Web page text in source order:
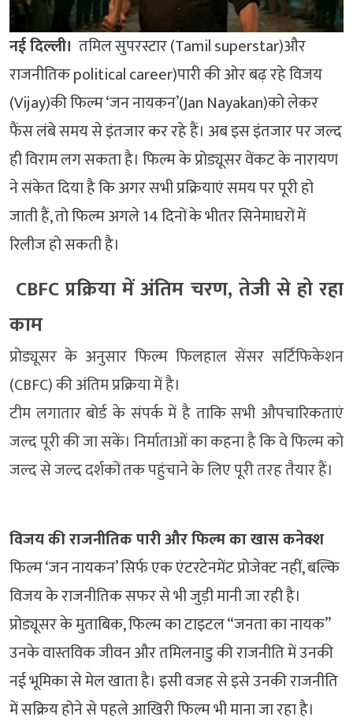
नई दिल्ली। तमिल सुपरस्टार (Tamil superstar)और
राजनीतिक political career)पारी की ओर बढ़ रहे विजय
(Vijay)की फिल्म ‘जन नायकन’(Jan Nayakan)को लेकर
फैंस लंबे समय से इंतजार कर रहे हैं। अब इस इंतजार पर जल्द
ही विराम लग सकता है। फिल्म के प्रोड्यूसर वेंकट के नारायण
ने संकेत दिया है कि अगर सभी प्रक्रियाएं समय पर पूरी हो
जाती हैं, तो फिल्म अगले 14 दिनों के भीतर सिनेमाघरों में
रिलीज हो सकती है।
CBFC प्रक्रिया में अंतिम चरण, तेजी से हो रहा
काम
प्रोड्यूसर के अनुसार फिल्म फिलहाल सेंसर सर्टिफिकेशन
(CBFC) की अंतिम प्रक्रिया में है।
टीम लगातार बोर्ड के संपर्क में है ताकि सभी औपचारिकताएं
जल्द पूरी की जा सकें। निर्माताओं का कहना है कि वे फिल्म को
जल्द से जल्द दर्शकों तक पहुंचाने के लिए पूरी तरह तैयार हैं।
विजय की राजनीतिक पारी और फिल्म का खास कनेक्श
फिल्म ‘जन नायकन’ सिर्फ एक एंटरटेनमेंट प्रोजेक्ट नहीं, बल्कि
विजय के राजनीतिक सफर से भी जुड़ी मानी जा रही है।
प्रोड्यूसर के मुताबिक, फिल्म का टाइटल “जनता का नायक”
उनके वास्तविक जीवन और तमिलनाडु की राजनीति में उनकी
नई भूमिका से मेल खाता है। इसी वजह से इसे उनकी राजनीति
में सक्रिय होने से पहले आखिरी फिल्म भी माना जा रहा है।